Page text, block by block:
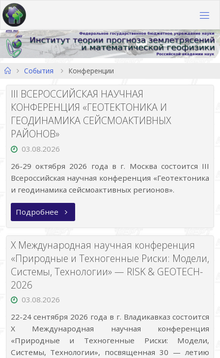
Перейти
к
содержимому
ГлавнаяСобытия Конференции
III ВСЕРОССИЙСКАЯ НАУЧНАЯ
КОНФЕРЕНЦИЯ «ГЕОТЕКТОНИКА И
ГЕОДИНАМИКА СЕЙСМОАКТИВНЫХ
РАЙОНОВ»
03.08.2026
26-29 октября 2026 года в г. Москва состоится III
Всероссийская научная конференция «Геотектоника
и геодинамика сейсмоактивных регионов».
Подробнее «III
ВСЕРОССИЙСКАЯ
НАУЧНАЯ
КОНФЕРЕНЦИЯ
«ГЕОТЕКТОНИКА
И
ГЕОДИНАМИКА
СЕЙСМОАКТИВНЫХ
РАЙОНОВ»»
X Международная научная конференция
«Природные и Техногенные Риски: Модели,
Системы, Технологии» — RISK & GEOTECH-
2026
03.08.2026
22-24 сентября 2026 года в г. Владикавказ состоится
X Международная научная конференция
«Природные и Техногенные Риски: Модели,
Системы, Технологии», посвященная 30 — летию